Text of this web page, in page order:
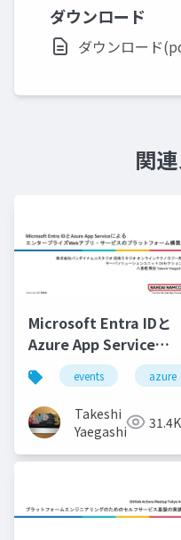
ダウンロード
ダウンロード
関
Microsoft Entra IDと
Azure App Serviceに
よる エンタープライズ
Webアプリ・サービス
のプラットフォーム構
築
events azure
Takeshi
Yaegashi
31.4K